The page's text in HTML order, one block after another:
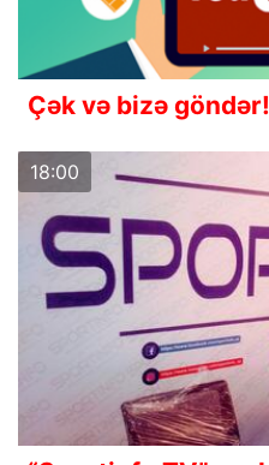
Çək və bizə göndər!
18:00